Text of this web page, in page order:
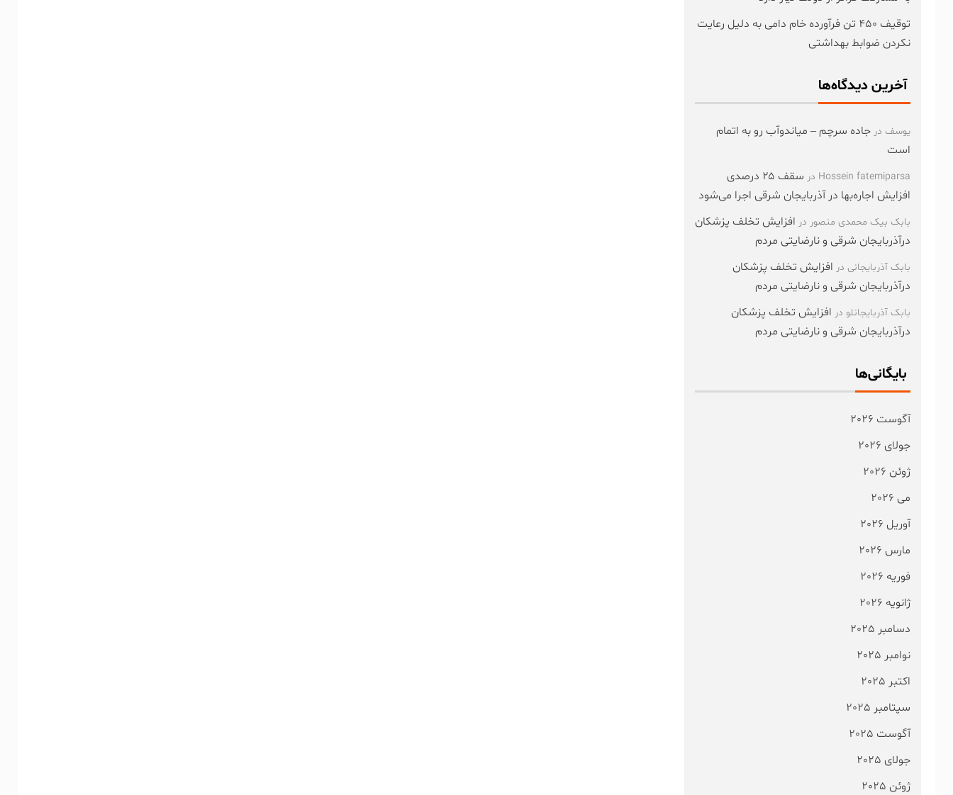
توقیف ۴۵۰ تن فرآورده خام دامی به دلیل رعایت
نکردن ضوابط بهداشتی
آخرین دیدگاه‌ها
یوسف درجاده سرچم – میاندوآب رو به اتمام
است
Hossein fatemiparsa در
سقف ۲۵ درصدی
افزایش اجاره‌بها در آذربایجان شرقی اجرا می‌شود
بابک بیک محمدی منصور در افزایش تخلف پزشکان
درآذربایجان شرقی و نارضایتی مردم
بابک آذربایجانی در افزایش تخلف پزشکان
درآذربایجان شرقی و نارضایتی مردم
بابک آذربایجانلو در افزایش تخلف پزشکان
درآذربایجان شرقی و نارضایتی مردم
بایگانی‌ها
آگوست 2026
جولای 2026
ژوئن 2026
می 2026
آوریل 2026
مارس 2026
فوریه 2026
ژانویه 2026
دسامبر 2025
نوامبر 2025
اکتبر 2025
سپتامبر 2025
آگوست 2025
جولای 2025
ژوئن 2025